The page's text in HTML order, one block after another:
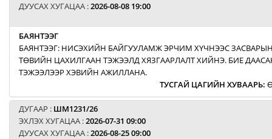
ДУУСАХ ХУГАЦАА :2026-08-08 19:00
БАЯНТЭЭГ
БАЯНТЭЭГ: НИСЭХИЙН БАЙГУУЛАМЖ ЭРЧИМ ХҮЧНЭЭС
ТӨВИЙН ЦАХИЛГААН ТЭЖЭЭЛД ХЯЗГААРЛАЛТ ХИЙНЭ. БИЕ
ТЭЖЭЭЛЭЭР ХЭВИЙН АЖИЛЛАНА.
ТУСГАЙ ЦАГИЙН ХУВААРЬ:
ДУГААР : ШМ1231/26
ЭХЛЭХ ХУГАЦАА :2026-07-31 09:00
ДУУСАХ ХУГАЦАА :2026-08-25 09:00